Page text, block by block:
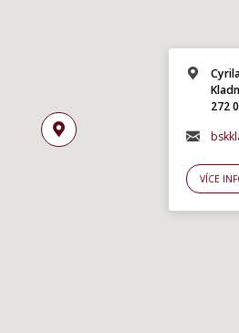
272
VÍCE